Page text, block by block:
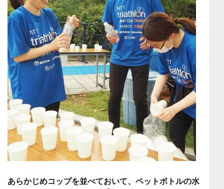
あらかじめコップを並べておいて、ペットボトルの水